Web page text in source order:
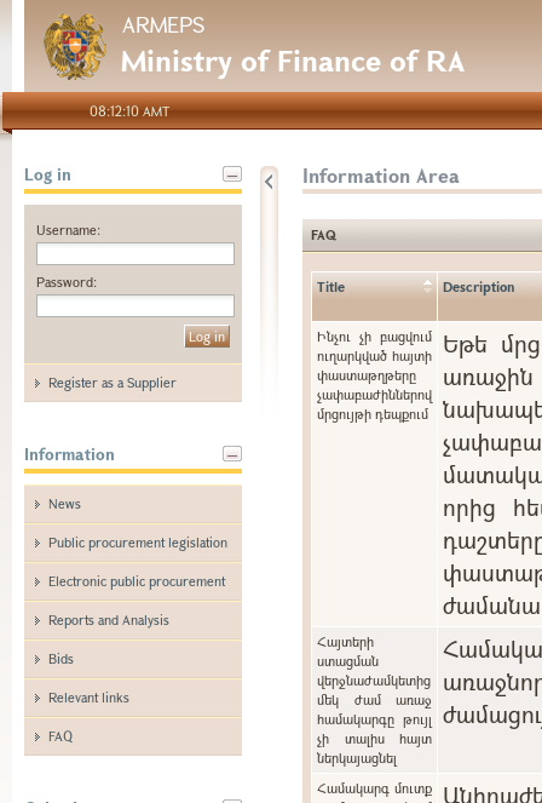
ARMEPS
Ministry of Finance of RA
08:12:10 AMT
Log in
Username:
Password:
Register as a Supplier
Information
News
Public procurement legislation
Electronic public procurement
Reports and Analysis
Bids
Relevant links
FAQ
Information Area
FAQ
Title Description
Ինչու չի բացվում
ուղարկված հայտի
փաստաթղթերը
չափաբաժիններով
մրցույթի դեպքում
Եթե
առաջին
որից
Հայտերի
ստացման
վերջնաժամկետից
մեկ ժամ առաջ
համակարգը թույլ
չի տալիս հայտ
ներկայացնել
Համակարգ մուտք